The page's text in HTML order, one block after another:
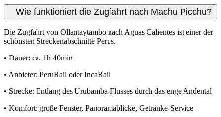
Wie funktioniert die Zugfahrt nach Machu Picchu?
Die Zugfahrt von Ollantaytambo nach Aguas Calientes ist einer der
schönsten Streckenabschnitte Perus.
• Dauer: ca. 1h 40min
• Anbieter: PeruRail oder IncaRail
• Strecke: Entlang des Urubamba-Flusses durch das enge Andental
• Komfort: große Fenster, Panoramablicke, Getränke-Service